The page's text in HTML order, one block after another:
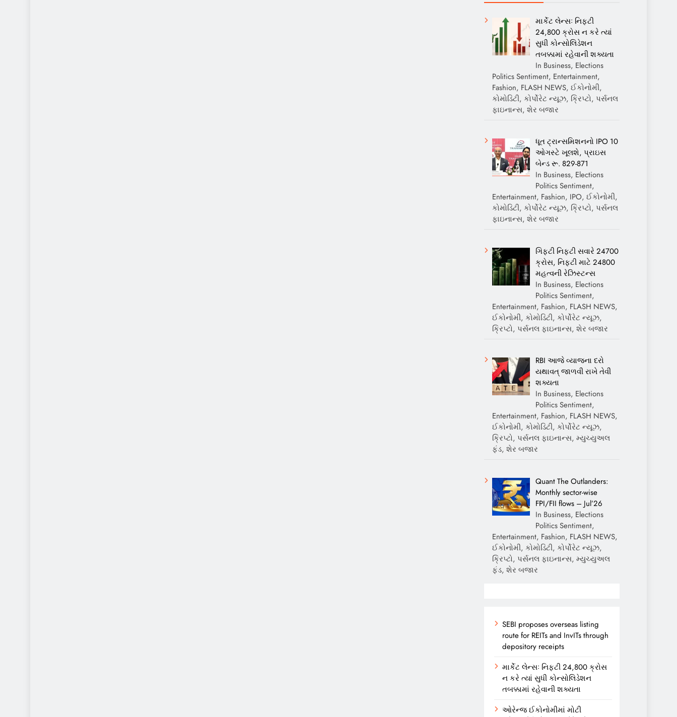
માર્કેટ લેન્સઃ નિફ્ટી
24,800 ક્રોસ ન કરે ત્યાં
સુધી કોન્સોલિડેશન
તબક્કામાં રહેવાની શક્યતા
In Business, Elections
Politics Sentiment, Entertainment,
Fashion, FLASH NEWS, ઈકોનોમી,
કોમોડિટી, કોર્પોરેટ ન્યૂઝ, ક્રિપ્ટો, પર્સનલ
ફાઇનાન્સ, શેર બજાર
ધૂત ટ્રાન્સમિશનનો IPO 10
ઓગસ્ટે ખૂલશે, પ્રાઇસ
બેન્ડ રૂ. 829-871
In Business, Elections
Politics Sentiment,
Entertainment, Fashion, IPO, ઈકોનોમી,
કોમોડિટી, કોર્પોરેટ ન્યૂઝ, ક્રિપ્ટો, પર્સનલ
ફાઇનાન્સ, શેર બજાર
ગિફ્ટી નિફ્ટી સવારે 24700
ક્રોસ, નિફ્ટી માટે 24800
મહત્વની રેઝિસ્ટન્સ
In Business, Elections
Politics Sentiment,
Entertainment, Fashion, FLASH NEWS,
ઈકોનોમી, કોમોડિટી, કોર્પોરેટ ન્યૂઝ,
ક્રિપ્ટો, પર્સનલ ફાઇનાન્સ, શેર બજાર
RBI આજે વ્યાજના દરો
યથાવત્ જાળવી રાખે તેવી
શક્યતા
In Business, Elections
Politics Sentiment,
Entertainment, Fashion, FLASH NEWS,
ઈકોનોમી, કોમોડિટી, કોર્પોરેટ ન્યૂઝ,
ક્રિપ્ટો, પર્સનલ ફાઇનાન્સ, મ્યુચ્યુઅલ
ફંડ, શેર બજાર
Quant The Outlanders:
Monthly sector-wise
FPI/FII flows – Jul’26
In Business, Elections
Politics Sentiment,
Entertainment, Fashion, FLASH NEWS,
ઈકોનોમી, કોમોડિટી, કોર્પોરેટ ન્યૂઝ,
ક્રિપ્ટો, પર્સનલ ફાઇનાન્સ, મ્યુચ્યુઅલ
ફંડ, શેર બજાર
SEBI proposes overseas listing
route for REITs and InvITs through
depository receipts
માર્કેટ લેન્સઃ નિફ્ટી 24,800 ક્રોસ
ન કરે ત્યાં સુધી કોન્સોલિડેશન
તબક્કામાં રહેવાની શક્યતા
ઓરેન્જ ઈકોનોમીમાં મોટી